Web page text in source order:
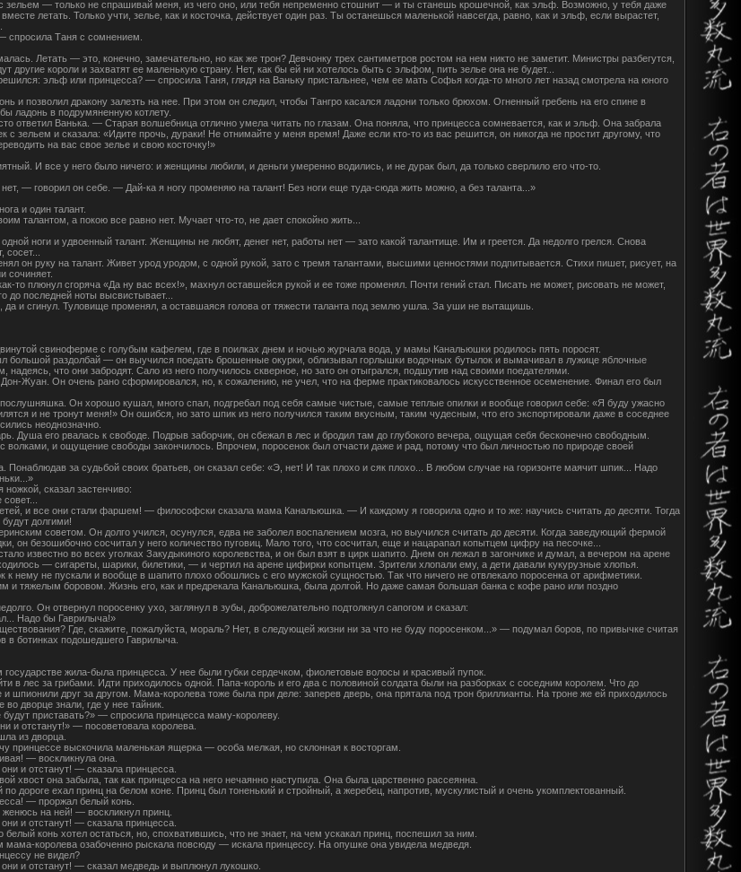
— только не спрашивай меня, из чего оно, или тебя непременно стошнит — и ты станешь крошечной, как эльф. Возможно, у тебя даже
летать. Только учти, зелье, как и косточка, действует один раз. Ты останешься маленькой навсегда, равно, как и эльф, если вырастет,
Таня с сомнением.
Летать — это, конечно, замечательно, но как же трон? Девчонку трех сантиметров ростом на нем никто не заметит. Министры разбегутся,
другие короли и захватят ее маленькую страну. Нет, как бы ей ни хотелось быть с эльфом, пить зелье она не будет...
эльф или принцесса? — спросила Таня, глядя на Ваньку пристальнее, чем ее мать Софья когда-то много лет назад смотрела на юного
и позволил дракону залезть на нее. При этом он следил, чтобы Тангро касался ладони только брюхом. Огненный гребень на его спине в
ладонь в подрумяненную котлету.
ответил Ванька. — Старая волшебница отлично умела читать по глазам. Она поняла, что принцесса сомневается, как и эльф. Она забрала
с зельем и сказала: «Идите прочь, дураки! Не отнимайте у меня время! Даже если кто-то из вас решится, он никогда не простит другому, что
на вас свое зелье и свою косточку!»
И все у него было ничего: и женщины любили, и деньги умеренно водились, и не дурак был, да только сверлило его что-то.
нет, — говорил он себе. — Дай-ка я ногу променяю на талант! Без ноги еще туда-сюда жить можно, а без таланта...»
и один талант.
талантом, а покою все равно нет. Мучает что-то, не дает спокойно жить...
ноги и удвоенный талант. Женщины не любят, денег нет, работы нет — зато какой талантище. Им и греется. Да недолго грелся. Снова
он руку на талант. Живет урод уродом, с одной рукой, зато с тремя талантами, высшими ценностями подпитывается. Стихи пишет, рисует, на
сочиняет.
то плюнул сгоряча «Да ну вас всех!», махнул оставшейся рукой и ее тоже променял. Почти гений стал. Писать не может, рисовать не может,
до последней ноты высвистывает...
да и сгинул. Туловище променял, а оставшаяся голова от тяжести таланта под землю ушла. За уши не вытащишь.
свиноферме с голубым кафелем, где в поилках днем и ночью журчала вода, у мамы Канальюшки родилось пять поросят.
большой раздолбай — он выучился поедать брошенные окурки, облизывал горлышки водочных бутылок и вымачивал в лужице яблочные
надеясь, что они забродят. Сало из него получилось скверное, но зато он отыгрался, подшутив над своими поедателями.
Жуан. Он очень рано сформировался, но, к сожалению, не учел, что на ферме практиковалось искусственное осеменение. Финал его был
Он хорошо кушал, много спал, подгребал под себя самые чистые, самые теплые опилки и вообще говорил себе: «Я буду ужасно
и не тронут меня!» Он ошибся, но зато шпик из него получился таким вкусным, таким чудесным, что его экспортировали даже в соседнее
неоднозначно.
Душа его рвалась к свободе. Подрыв заборчик, он сбежал в лес и бродил там до глубокого вечера, ощущая себя бесконечно свободным.
волками, и ощущение свободы закончилось. Впрочем, поросенок был отчасти даже и рад, потому что был личностью по природе своей
за судьбой своих братьев, он сказал себе: «Э, нет! И так плохо и сяк плохо... В любом случае на горизонте маячит шпик... Надо
сказал застенчиво:
и все они стали фаршем! — философски сказала мама Канальюшка. — И каждому я говорила одно и то же: научись считать до десяти. Тогда
долгими!
советом. Он долго учился, осунулся, едва не заболел воспалением мозга, но выучился считать до десяти. Когда заведующий фермой
он безошибочно сосчитал у него количество пуговиц. Мало того, что сосчитал, еще и нацарапал копытцем цифру на песочке...
известно во всех уголках Закудыкиного королевства, и он был взят в цирк шапито. Днем он лежал в загончике и думал, а вечером на арене
— сигареты, шарики, билетики, — и чертил на арене цифирки копытцем. Зрители хлопали ему, а дети давали кукурузные хлопья.
к нему не пускали и вообще в шапито плохо обошлись с его мужской сущностью. Так что ничего не отвлекало поросенка от арифметики.
и тяжелым боровом. Жизнь его, как и предрекала Канальюшка, была долгой. Но даже самая большая банка с кофе рано или поздно
Он отвернул поросенку ухо, заглянул в зубы, доброжелательно подтолкнул сапогом и сказал:
Надо бы Гаврилыча!»
Где, скажите, пожалуйста, мораль? Нет, в следующей жизни ни за что не буду поросенком...» — подумал боров, по привычке считая
в ботинках подошедшего Гаврилыча.
государстве жила-была принцесса. У нее были губки сердечком, фиолетовые волосы и красивый пупок.
в лес за грибами. Идти приходилось одной. Папа-король и его два с половиной солдата были на разборках с соседним королем. Что до
шпионили друг за другом. Мама-королева тоже была при деле: заперев дверь, она прятала под трон бриллианты. На троне же ей приходилось
дворце знали, где у нее тайник.
приставать?» — спросила принцесса маму-королеву.
и отстанут!» — посоветовала королева.
из дворца.
принцессе выскочила маленькая ящерка — особа мелкая, но склонная к восторгам.
— воскликнула она.
и отстанут! — сказала принцесса.
хвост она забыла, так как принцесса на него нечаянно наступила. Она была царственно рассеянна.
дороге ехал принц на белом коне. Принц был тоненький и стройный, а жеребец, напротив, мускулистый и очень укомплектованный.
— проржал белый конь.
на ней! — воскликнул принц.
и отстанут! — сказала принцесса.
белый конь хотел остаться, но, спохватившись, что не знает, на чем ускакал принц, поспешил за ним.
королева озабоченно рыскала повсюду — искала принцессу. На опушке она увидела медведя.
не видел?
и отстанут! — сказал медведь и выплюнул лукошко.